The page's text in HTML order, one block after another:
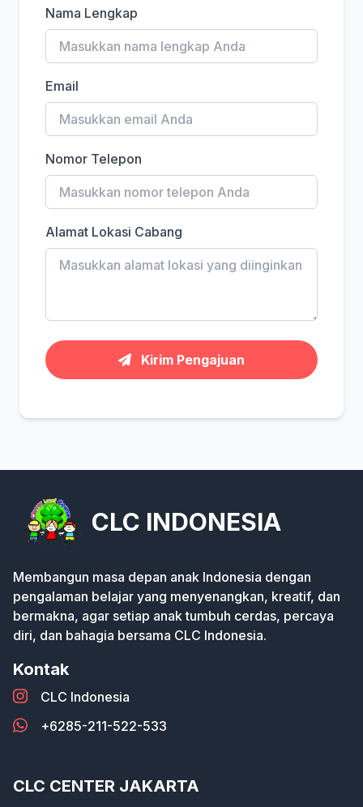
Nama Lengkap
Email
Nomor Telepon
Alamat Lokasi Cabang
Kirim Pengajuan
CLC INDONESIA
Membangun masa depan anak Indonesia dengan
pengalaman belajar yang menyenangkan, kreatif, dan
bermakna, agar setiap anak tumbuh cerdas, percaya
diri, dan bahagia bersama CLC Indonesia.
Kontak
CLC Indonesia
+6285-211-522-533
CLC CENTER JAKARTA